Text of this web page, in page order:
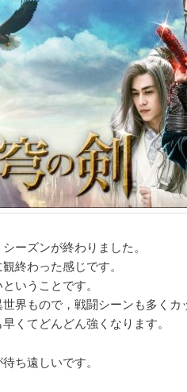
ーズンが終わりました。
終わった感じです。
いうことです。
界もので，戦闘シーンも多くカ
くてどんどん強くなります。
ち遠しいです。